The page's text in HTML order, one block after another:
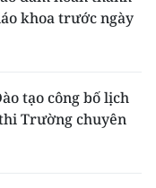
khoa trước ngày
tạo công bố lịch
Trường chuyên